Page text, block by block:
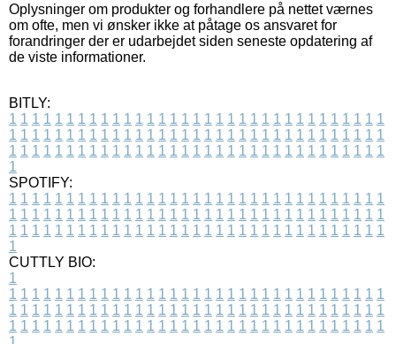
Oplysninger om produkter og forhandlere på nettet værnes
om ofte, men vi ønsker ikke at påtage os ansvaret for
forandringer der er udarbejdet siden seneste opdatering af
de viste informationer.
BITLY:
1 1 1 1 1 1 1 1 1 1 1 1 1 1 1 1 1 1 1 1 1 1 1 1 1 1 1 1 1 1 1 1 1
1 1 1 1 1 1 1 1 1 1 1 1 1 1 1 1 1 1 1 1 1 1 1 1 1 1 1 1 1 1 1 1 1
1 1 1 1 1 1 1 1 1 1 1 1 1 1 1 1 1 1 1 1 1 1 1 1 1 1 1 1 1 1 1 1 1
1
SPOTIFY:
1 1 1 1 1 1 1 1 1 1 1 1 1 1 1 1 1 1 1 1 1 1 1 1 1 1 1 1 1 1 1 1 1
1 1 1 1 1 1 1 1 1 1 1 1 1 1 1 1 1 1 1 1 1 1 1 1 1 1 1 1 1 1 1 1 1
1 1 1 1 1 1 1 1 1 1 1 1 1 1 1 1 1 1 1 1 1 1 1 1 1 1 1 1 1 1 1 1 1
1
CUTTLY BIO:
1
1 1 1 1 1 1 1 1 1 1 1 1 1 1 1 1 1 1 1 1 1 1 1 1 1 1 1 1 1 1 1 1 1
1 1 1 1 1 1 1 1 1 1 1 1 1 1 1 1 1 1 1 1 1 1 1 1 1 1 1 1 1 1 1 1 1
1 1 1 1 1 1 1 1 1 1 1 1 1 1 1 1 1 1 1 1 1 1 1 1 1 1 1 1 1 1 1 1 1